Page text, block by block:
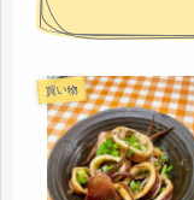
買い物